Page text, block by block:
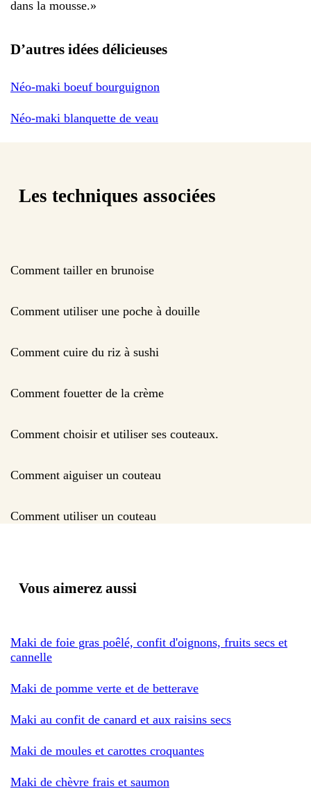
dans la mousse.»
D’autres idées délicieuses
Néo-maki boeuf bourguignon
Néo-maki blanquette de veau
Les techniques associées
Comment tailler en brunoise
Comment utiliser une poche à douille
Comment cuire du riz à sushi
Comment fouetter de la crème
Comment choisir et utiliser ses couteaux.
Comment aiguiser un couteau
Comment utiliser un couteau
Vous aimerez aussi
Maki de foie gras poêlé, confit d'oignons, fruits secs et
cannelle
Maki de pomme verte et de betterave
Maki au confit de canard et aux raisins secs
Maki de moules et carottes croquantes
Maki de chèvre frais et saumon